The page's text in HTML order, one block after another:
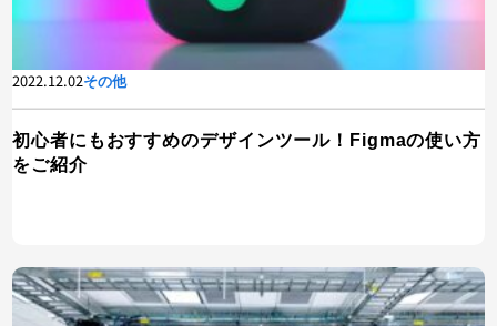
2022.12.02その他
初心者にもおすすめのデザインツール！Figmaの使い方
をご紹介